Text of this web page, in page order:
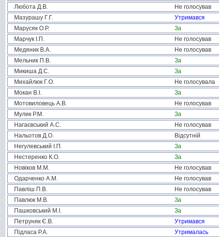
Любота Д.В.
Не голосував
Мазурашу Г.Г.
Утримався
Марусяк О.Р.
За
Марчук І.П.
Не голосував
Медяник В.А.
Не голосував
Мельник П.В.
За
Микиша Д.С.
За
Михайлюк Г.О.
Не голосувала
Мокан В.І.
За
Мотовиловець А.В.
Не голосував
Мулик Р.М.
За
Нагаєвський А.С.
Не голосував
Нальотов Д.О.
Відсутній
Негулевський І.П.
За
Нестеренко К.О.
За
Новіков М.М.
Не голосував
Одарченко А.М.
Не голосував
Павліш П.В.
Не голосував
Павлюк М.В.
За
Пашковський М.І.
За
Петруняк Є.В.
Утримався
Підласа Р.А.
Утрималась